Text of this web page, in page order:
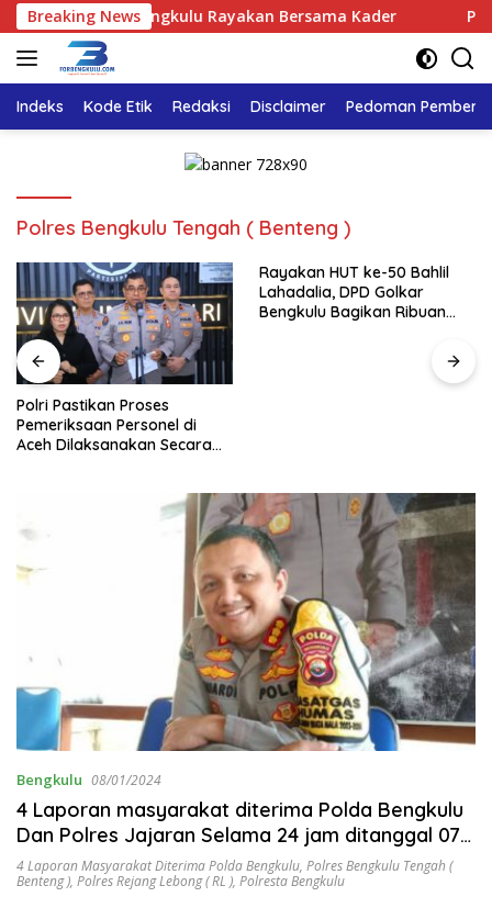
Langsung
ke
konten
Breaking News
Golkar Bengkulu Rayakan Bersama Kader Polri
Indeks Kode Etik Redaksi Disclaimer Pedoman
Polres Bengkulu Tengah ( Benteng )
Polri Pastikan Proses
Pemeriksaan Personel di
Aceh Dilaksanakan Secara
Rayakan HUT ke-50 Bahlil
Lahadalia, DPD Golkar
Bengkulu Bagikan Ribuan
Bengkulu 08/01/2024
4 Laporan masyarakat diterima Polda Bengkulu
Dan Polres Jajaran Selama 24 jam ditanggal 07
Januari 2024
4 Laporan Masyarakat Diterima Polda Bengkulu, Polres Bengkulu Tengah (
Benteng ), Polres Rejang Lebong ( RL ), Polresta Bengkulu